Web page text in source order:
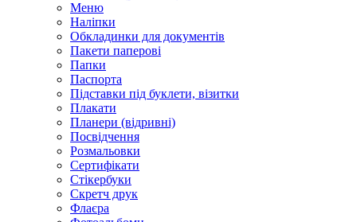
Меню
Наліпки
Обкладинки для документів
Пакети паперові
Папки
Паспорта
Підставки під буклети, візитки
Плакати
Планери (відривні)
Посвідчення
Розмальовки
Сертифікати
Стікербуки
Скретч друк
Флаєра